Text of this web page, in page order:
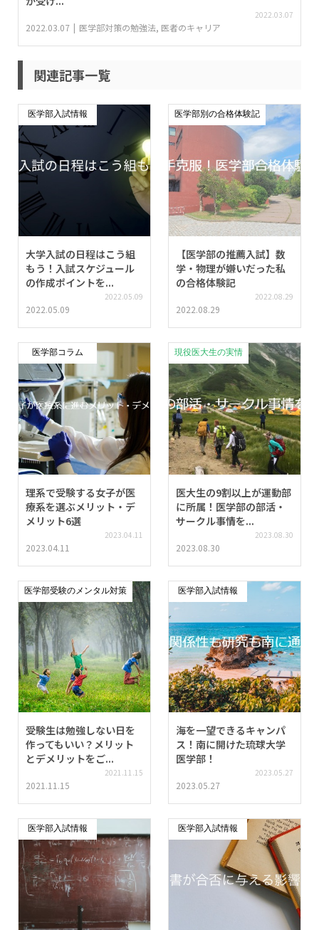
2022.03.07
2022.03.07 医学部対策の勉強法, 医者のキャリア
関連記事一覧
医学部入試情報
大学入試の日程はこう組
もう！入試スケジュール
の作成ポイントを...
2022.05.09
2022.05.09
医学部別の合格体験記
【医学部の推薦入試】数
学・物理が嫌いだった私
の合格体験記
2022.08.29
2022.08.29
医学部コラム
理系で受験する女子が医
療系を選ぶメリット・デ
メリット6選
2023.04.11
2023.04.11
現役医大生の実情
医大生の9割以上が運動部
に所属！医学部の部活・
サークル事情を...
2023.08.30
2023.08.30
医学部受験のメンタル対策
受験生は勉強しない日を
作ってもいい？メリット
とデメリットをご...
2021.11.15
2021.11.15
医学部入試情報
海を一望できるキャンパ
ス！南に開けた琉球大学
医学部！
2023.05.27
2023.05.27
医学部入試情報 医学部入試情報